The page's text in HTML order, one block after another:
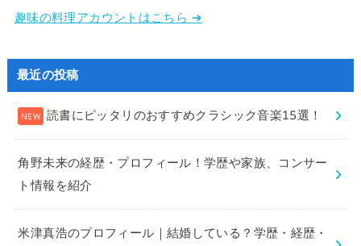
趣味の料理アカウントはこちら ➔
最近の投稿
読書にピッタリのおすすめクラシック音楽15選！
角野未来の経歴・プロフィール！学歴や家族、コンサー
ト情報を紹介
米津真浩のプロフィール｜結婚している？学歴・経歴・